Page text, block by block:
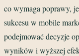
co wymaga poprawy,
sukcesu w mobile
podejmować decyzje
wyników i wyższej